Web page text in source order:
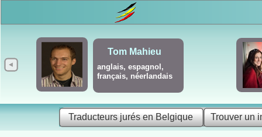
Traducteurs jurés en Belgique Trouver un
Tom Mahieu
anglais, espagnol,
français, néerlandais